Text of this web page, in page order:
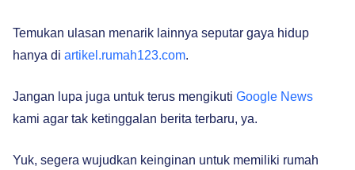
Temukan ulasan menarik lainnya seputar gaya hidup
hanya di artikel.rumah123.com.
Jangan lupa juga untuk terus mengikuti Google News
kami agar tak ketinggalan berita terbaru, ya.
Yuk, segera wujudkan keinginan untuk memiliki rumah